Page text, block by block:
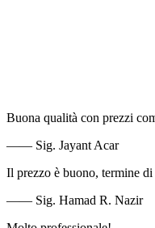
Buona qualità con prezzi
—— Sig. Jayant Acar
Il prezzo è buono, termine di
—— Sig. Hamad R. Nazir